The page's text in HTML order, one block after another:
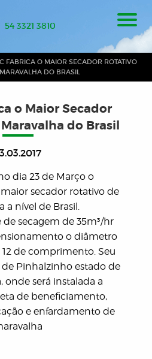
54 3321 3810
FABRICA O MAIOR SECADOR ROTATIVO
DO BRASIL
o Maior Secador
do Brasil
dia 23 de Março o
secador rotativo de
a nível de Brasil.
secagem de 35m³/hr
o diâmetro
de comprimento. Seu
Pinhalzinho estado de
onde será instalada a
de beneficiamento,
e enfardamento de